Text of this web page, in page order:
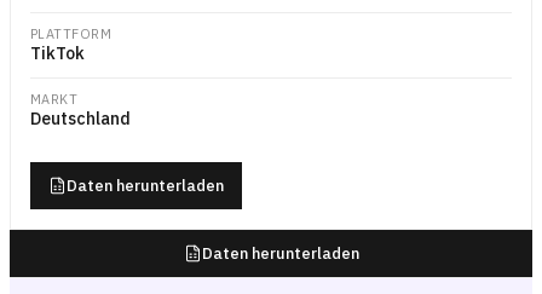
PLATTFORM
TikTok
MARKT
Deutschland
Daten herunterladen
Daten herunterladen